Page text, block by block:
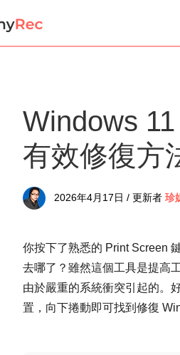
Windows
有效修復方
2026年4月17日 / 更新者 珍
你按下了熟悉的 Print Screen
去哪了？雖然這個工具是提高
由於嚴重的系統衝突引起的。
置，向下捲動即可找到修復